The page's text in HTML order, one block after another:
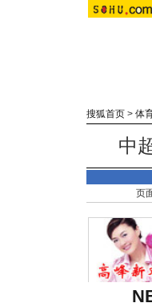
搜狐首页 > 体
中
页